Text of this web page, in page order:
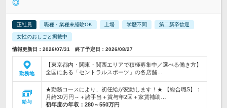
◎
正社員 職種・業種未経験OK 上場 学歴不問 第二新卒歓迎
女性のおしごと掲載中
情報更新日：2026/07/31 終了予定日：2026/08/27
勤務地
【東京都内・関東・関西エリアで積極募集中／選べる働き方】
全国にある「セントラルスポーツ」の各店舗…
給与
★勤務コースにより、初任給が変動します！★ 【総合職S】：
月給30万円～＋諸手当＋賞与年2回＋家賃補助…
初年度の年収： 280～550万円